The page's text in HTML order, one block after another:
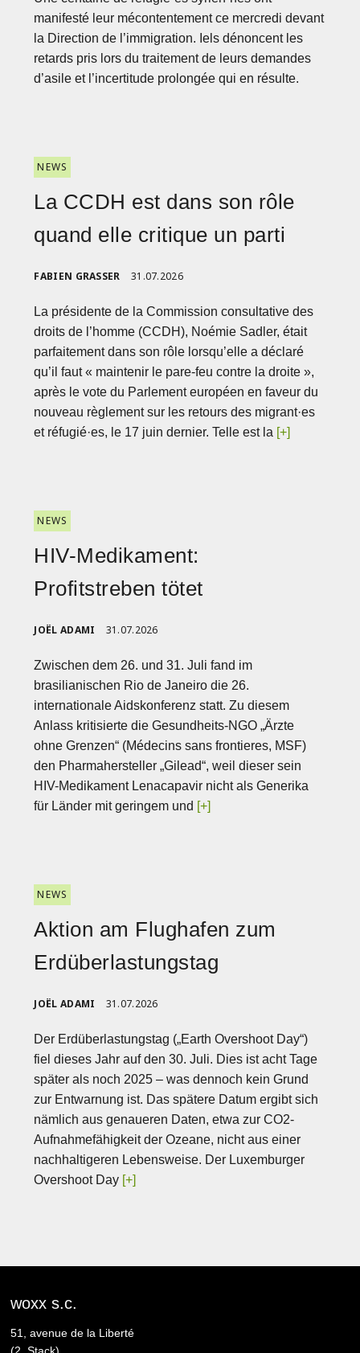
manifesté leur mécontentement ce mercredi devant
la Direction de l’immigration. Iels dénoncent les
retards pris lors du traitement de leurs demandes
d’asile et l’incertitude prolongée qui en résulte.
NEWS
La CCDH est dans son rôle
quand elle critique un parti
FABIEN GRASSER 31.07.2026
La présidente de la Commission consultative des
droits de l’homme (CCDH), Noémie Sadler, était
parfaitement dans son rôle lorsqu’elle a déclaré
qu’il faut « maintenir le pare-feu contre la droite »,
après le vote du Parlement européen en faveur du
nouveau règlement sur les retours des migrant·es
et réfugié·es, le 17 juin dernier. Telle est la [+]
NEWS
HIV-Medikament:
Profitstreben tötet
JOËL ADAMI 31.07.2026
Zwischen dem 26. und 31. Juli fand im
brasilianischen Rio de Janeiro die 26.
internationale Aidskonferenz statt. Zu diesem
Anlass kritisierte die Gesundheits-NGO „Ärzte
ohne Grenzen“ (Médecins sans frontieres, MSF)
den Pharmahersteller „Gilead“, weil dieser sein
HIV-Medikament Lenacapavir nicht als Generika
für Länder mit geringem und [+]
NEWS
Aktion am Flughafen zum
Erdüberlastungstag
JOËL ADAMI 31.07.2026
Der Erdüberlastungstag („Earth Overshoot Day“)
fiel dieses Jahr auf den 30. Juli. Dies ist acht Tage
später als noch 2025 – was dennoch kein Grund
zur Entwarnung ist. Das spätere Datum ergibt sich
nämlich aus genaueren Daten, etwa zur CO2-
Aufnahmefähigkeit der Ozeane, nicht aus einer
nachhaltigeren Lebensweise. Der Luxemburger
Overshoot Day [+]
woxx s.c.
51, avenue de la Liberté